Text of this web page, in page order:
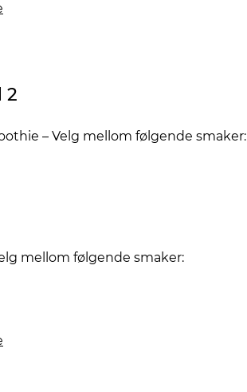
2
– Velg mellom følgende smaker:
mellom følgende smaker: